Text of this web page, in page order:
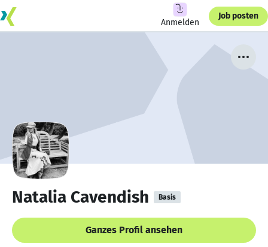
Anmelden
Job posten
Natalia Cavendish Basis
Ganzes Profil ansehen